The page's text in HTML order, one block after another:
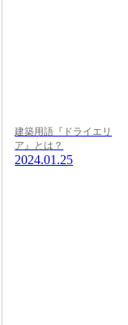
建築用語『ドライエリ
ア』とは？
2024.01.25